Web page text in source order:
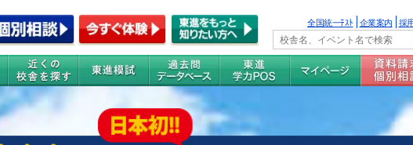
全国統一ﾃｽﾄ 企業案内 採